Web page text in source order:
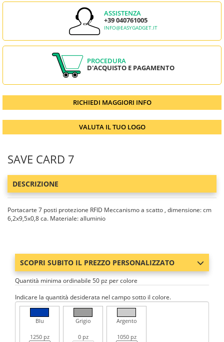
ASSISTENZA
+39 040761005
INFO@EASYGADGET.IT
PROCEDURA
D'ACQUISTO E PAGAMENTO
RICHIEDI MAGGIORI INFO
VALUTA IL TUO LOGO
SAVE CARD 7
DESCRIZIONE
Portacarte 7 posti protezione RFID Meccanismo a scatto , dimensione: cm
6,2x9,5x0,8 ca. Materiale: alluminio
SCOPRI SUBITO IL PREZZO PERSONALIZZATO
Quantità minima ordinabile 50 pz per colore
Indicare la quantità desiderata nel campo sotto il colore.
Blu
1250 pz
Grigio
0 pz
Argento
1050 pz